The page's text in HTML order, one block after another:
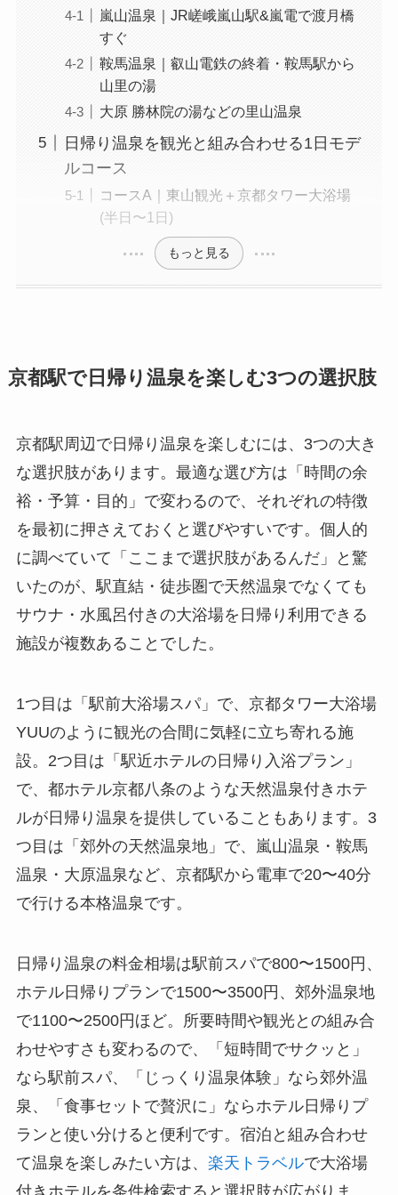
嵐山温泉｜JR嵯峨嵐山駅&嵐電で渡月橋
すぐ
鞍馬温泉｜叡山電鉄の終着・鞍馬駅から
山里の湯
大原 勝林院の湯などの里山温泉
日帰り温泉を観光と組み合わせる1日モデ
ルコース
コースA｜東山観光＋京都タワー大浴場
(半日〜1日)
もっと見る
京都駅で日帰り温泉を楽しむ3つの選択肢
京都駅周辺で日帰り温泉を楽しむには、3つの大き
な選択肢があります。最適な選び方は「時間の余
裕・予算・目的」で変わるので、それぞれの特徴
を最初に押さえておくと選びやすいです。個人的
に調べていて「ここまで選択肢があるんだ」と驚
いたのが、駅直結・徒歩圏で天然温泉でなくても
サウナ・水風呂付きの大浴場を日帰り利用できる
施設が複数あることでした。
1つ目は「駅前大浴場スパ」で、京都タワー大浴場
YUUのように観光の合間に気軽に立ち寄れる施
設。2つ目は「駅近ホテルの日帰り入浴プラン」
で、都ホテル京都八条のような天然温泉付きホテ
ルが日帰り温泉を提供していることもあります。3
つ目は「郊外の天然温泉地」で、嵐山温泉・鞍馬
温泉・大原温泉など、京都駅から電車で20〜40分
で行ける本格温泉です。
日帰り温泉の料金相場は駅前スパで800〜1500円、
ホテル日帰りプランで1500〜3500円、郊外温泉地
で1100〜2500円ほど。所要時間や観光との組み合
わせやすさも変わるので、「短時間でサクッと」
なら駅前スパ、「じっくり温泉体験」なら郊外温
泉、「食事セットで贅沢に」ならホテル日帰りプ
ランと使い分けると便利です。宿泊と組み合わせ
て温泉を楽しみたい方は、 楽天トラベルで大浴場